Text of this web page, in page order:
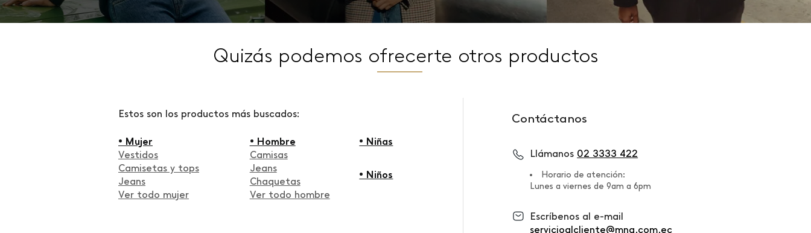
Quizás podemos ofrecerte otros productos
Estos son los productos más buscados:
• Mujer
Vestidos
Camisetas y tops
Jeans
Ver todo mujer
• Hombre
Camisas
Jeans
Chaquetas
Ver todo hombre
• Niñas
• Niños
Contáctanos
Llámanos 02 3333 422
Horario de atención:
Lunes a viernes de 9am a 6pm
Escríbenos al e-mail
servicioalcliente@mng.com.ec